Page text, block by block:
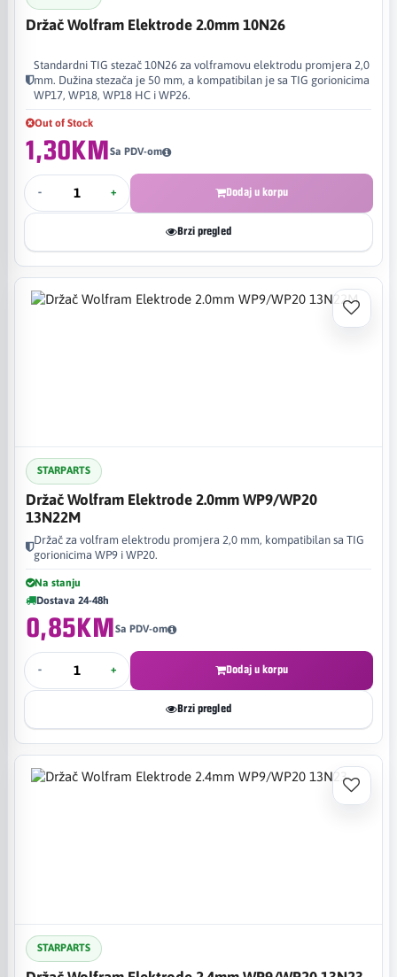
Držač Wolfram Elektrode 2.0mm 10N26
Standardni TIG stezač 10N26 za volframovu elektrodu promjera 2,0
mm. Dužina stezača je 50 mm, a kompatibilan je sa TIG gorionicima
WP17, WP18, WP18 HC i WP26.
Out of Stock
1,30KMSa PDV-om
- + Dodaj u korpu
Brzi pregled
STARPARTS
Držač Wolfram Elektrode 2.0mm WP9/WP20
13N22M
Držač za volfram elektrodu promjera 2,0 mm, kompatibilan sa TIG
gorionicima WP9 i WP20.
Na stanju
Dostava 24-48h
0,85KMSa PDV-om
- + Dodaj u korpu
Brzi pregled
STARPARTS